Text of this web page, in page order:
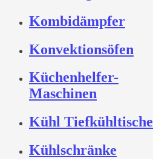
Kombidämpfer
Konvektionsöfen
Küchenhelfer-
Maschinen
Kühl Tiefkühltische
Kühlschränke